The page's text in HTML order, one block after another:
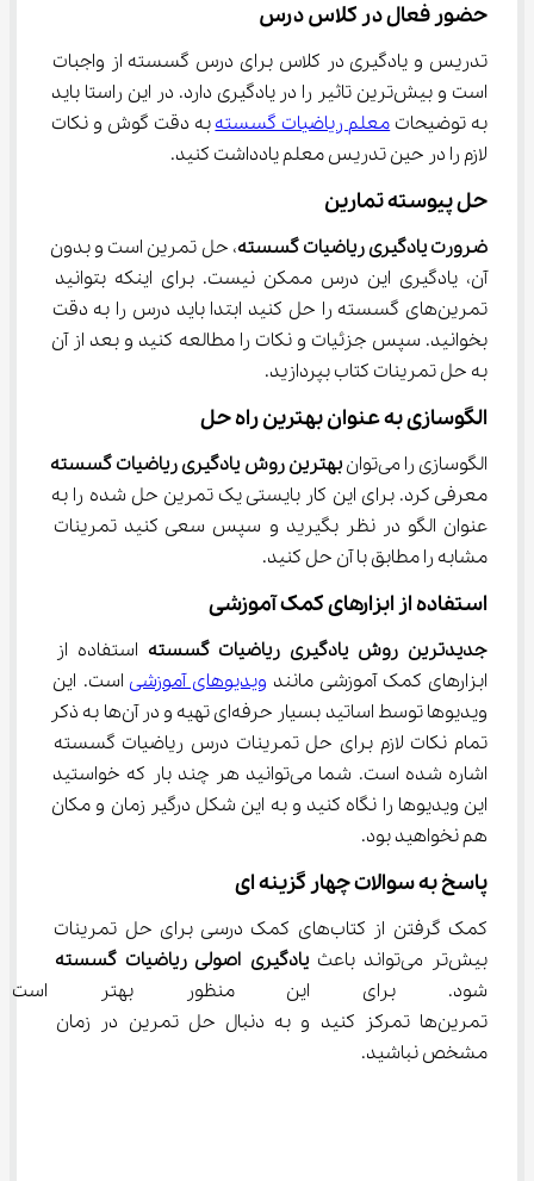
حضور فعال در کلاس درس
تدریس و یادگیری در کلاس برای درس گسسته از واجبات
است و بیش‌ترین تاثیر را در یادگیری دارد. در این راستا باید
به توضیحات معلم ریاضیات گسسته به دقت گوش و نکات
لازم را در حین تدریس معلم یادداشت کنید.
حل پیوسته تمارین
ضرورت یادگیری ریاضیات گسسته، حل تمرین است و بدون
آن، یادگیری این درس ممکن نیست. برای اینکه بتوانید
تمرین‌های گسسته را حل کنید ابتدا باید درس را به دقت
بخوانید. سپس جزئیات و نکات را مطالعه کنید و بعد از آن
به حل تمرینات کتاب بپردازید.
الگوسازی به عنوان بهترین راه حل
الگوسازی را می‌توان
بهترین روش یادگیری ریاضیات گسسته
معرفی کرد. برای این کار بایستی یک تمرین حل شده را به
عنوان الگو در نظر بگیرید و سپس سعی کنید تمرینات
مشابه را مطابق با آن حل کنید.
استفاده از ابزارهای کمک آموزشی
جدیدترین روش یادگیری ریاضیات گسسته استفاده از
ابزارهای کمک آموزشی مانند ویدیوهای آموزشی است. این
ویدیوها توسط اساتید بسیار حرفه‌ای تهیه و در آن‎‌ها به ذکر
تمام نکات لازم برای حل تمرینات درس ریاضیات گسسته
اشاره شده است. شما می‌توانید هر چند بار که خواستید
این ویدیوها را نگاه کنید و به این شکل درگیر زمان و مکان
هم نخواهید بود.
پاسخ به سوالات چهار گزینه ای
کمک گرفتن از کتاب‌های کمک درسی برای حل تمرینات
بیش‌تر می‌‌تواند باعث
یادگیری اصولی ریاضیات گسسته
شود. برای این منظور بهتر
تمرین‌ها تمرکز کنید و به دنبال حل تمرین در زمان
مشخص نباشید.